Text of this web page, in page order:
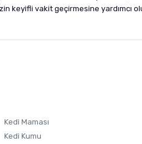
keyifli vakit geçirmesine yardımcı
Kedi Maması
Kedi Kumu